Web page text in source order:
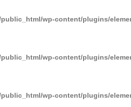
wp-content/plugins/
wp-content/plugins/
wp-content/plugins/